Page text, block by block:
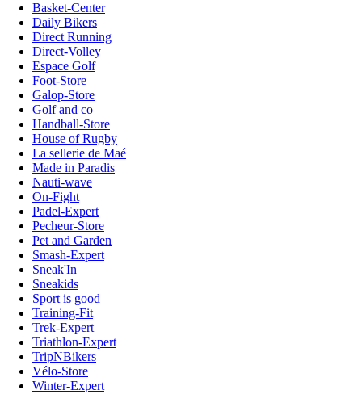
Basket-Center
Daily Bikers
Direct Running
Direct-Volley
Espace Golf
Foot-Store
Galop-Store
Golf and co
Handball-Store
House of Rugby
La sellerie de Maé
Made in Paradis
Nauti-wave
On-Fight
Padel-Expert
Pecheur-Store
Pet and Garden
Smash-Expert
Sneak'In
Sneakids
Sport is good
Training-Fit
Trek-Expert
Triathlon-Expert
TripNBikers
Vélo-Store
Winter-Expert